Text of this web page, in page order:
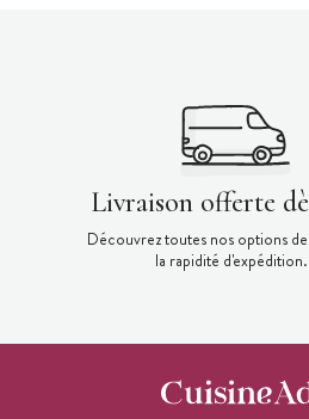
Livraison offerte
Découvrez toutes nos options
la rapidité d'expédition.